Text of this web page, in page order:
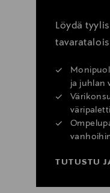
Löydä
ja juhlan
väripaletti
TUTUSTU